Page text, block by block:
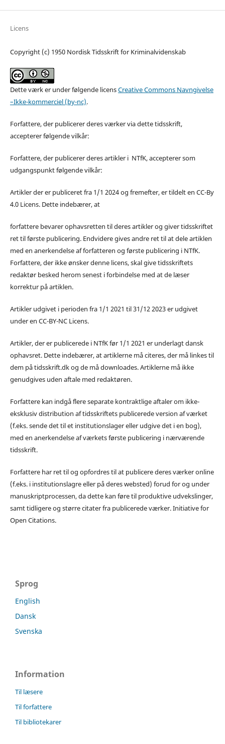
Licens
Copyright (c) 1950 Nordisk Tidsskrift for Kriminalvidenskab
Dette værk er under følgende licensCreative Commons Navngivelse
–Ikke-kommerciel (by-nc).
Forfattere, der publicerer deres værker via dette tidsskrift,
accepterer følgende vilkår:
Forfattere, der publicerer deres artikler i NTfK, accepterer som
udgangspunkt følgende vilkår:
Artikler der er publiceret fra 1/1 2024 og fremefter, er tildelt en CC-By
4.0 Licens. Dette indebærer, at
forfattere bevarer ophavsretten til deres artikler og giver tidsskriftet
ret til første publicering. Endvidere gives andre ret til at dele artiklen
med en anerkendelse af forfatteren og første publicering i NTfK.
Forfattere, der ikke ønsker denne licens, skal give tidsskriftets
redaktør besked herom senest i forbindelse med at de læser
korrektur på artiklen.
Artikler udgivet i perioden fra 1/1 2021 til 31/12 2023 er udgivet
under en CC-BY-NC Licens.
Artikler, der er publicerede i NTfK før 1/1 2021 er underlagt dansk
ophavsret. Dette indebærer, at artiklerne må citeres, der må linkes til
dem på tidsskrift.dk og de må downloades. Artiklerne må ikke
genudgives uden aftale med redaktøren.
Forfattere kan indgå flere separate kontraktlige aftaler om ikke-
eksklusiv distribution af tidsskriftets publicerede version af værket
(f.eks. sende det til et institutionslager eller udgive det i en bog),
med en anerkendelse af værkets første publicering i nærværende
tidsskrift.
Forfattere har ret til og opfordres til at publicere deres værker online
(f.eks. i institutionslagre eller på deres websted) forud for og under
manuskriptprocessen, da dette kan føre til produktive udvekslinger,
samt tidligere og større citater fra publicerede værker. Initiative for
Open Citations.
Sprog
English
Dansk
Svenska
Information
Til læsere
Til forfattere
Til bibliotekarer